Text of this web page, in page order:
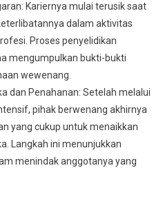
Kariernya mulai terusik saat
dalam aktivitas
Proses penyelidikan
mengumpulkan bukti-bukti
wewenang.
dan Penahanan: Setelah melalui
pihak berwenang akhirnya
yang cukup untuk menaikkan
Langkah ini menunjukkan
menindak anggotanya yang